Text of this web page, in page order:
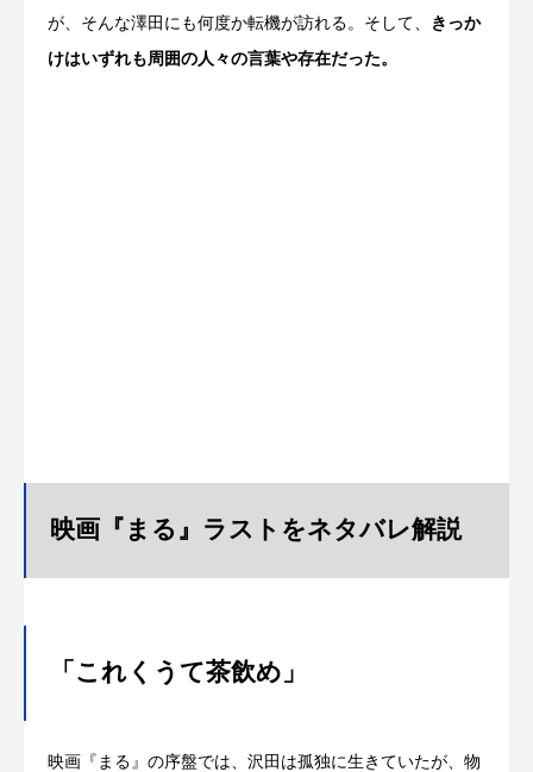
が、そんな澤田にも何度か転機が訪れる。そして、 きっか
けはいずれも周囲の人々の言葉や存在だった。
映画『まる』ラストをネタバレ解説
「これくうて茶飲め」
映画『まる』の序盤では、沢田は孤独に生きていたが、物